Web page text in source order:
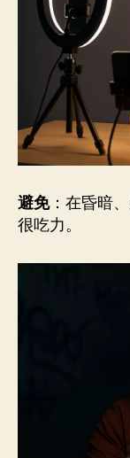
避免：在昏暗
很吃力。